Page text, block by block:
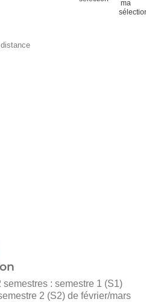
: semestre 1 (S1)
2 (S2) de février/mars